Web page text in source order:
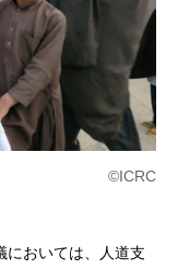
©ICRC
においては、人道支